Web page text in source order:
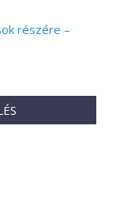
részére –